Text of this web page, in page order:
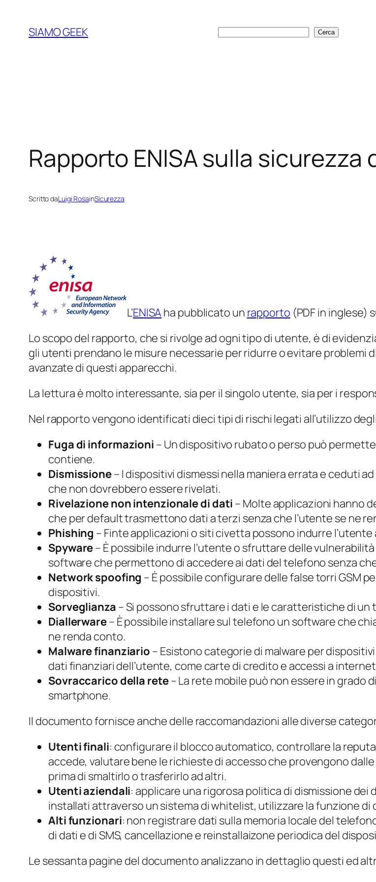
contenuto
SIAMO GEEK Cerca Cerca
Rapporto ENISA sulla
Scritto daLuigi RosainSicurezza
L’ENISA ha pubblicato un rapporto (PDF in inglese)
Lo scopo del rapporto, che si rivolge ad ogni tipo di utente, è di
gli utenti prendano le misure necessarie per ridurre o evitare problemi
avanzate di questi apparecchi.
La lettura è molto interessante, sia per il singolo utente, sia per i
Nel rapporto vengono identificati dieci tipi di rischi legati all’utilizzo
Fuga di informazioni – Un dispositivo rubato o perso può
contiene.
Dismissione– I dispositivi dismessi nella maniera errata e ceduti
che non dovrebbero essere rivelati.
Rivelazione non intenzionale di dati – Molte applicazioni hanno
che per default trasmettono dati a terzi senza che l’utente se ne
Phishing – Finte applicazioni o siti civetta possono indurre l’utente
Spyware– È possibile indurre l’utente o sfruttare delle
software che permettono di accedere ai dati del telefono senza
Network spoofing – È possibile configurare delle falsetorri GSM
dispositivi.
Sorveglianza – Si possono sfruttare i dati e le caratteristiche di
Diallerware– È possibile installare sul telefono un software che
ne renda conto.
Malware finanziario – Esistono categorie di malware per
dati finanziari dell’utente, come carte di credito e accessi a
Sovraccarico della rete– La rete mobile può non essere in
smartphone.
Il documento fornisce anche delle raccomandazioni alle diverse
Utenti finali: configurare il blocco automatico, controllare la
accede, valutare bene le richieste di accesso che provengono
prima di smaltirlo o trasferirlo ad altri.
Utenti aziendali: applicare una rigorosa politica di dismissione
installati attraverso un sistema diwhitelist, utilizzare la funzione di
Alti funzionari: non registrare dati sulla memoria locale del
di dati e di SMS, cancellazione e reinstallaizone periodica del
Le sessanta pagine del documento analizzano in dettaglio questi ed